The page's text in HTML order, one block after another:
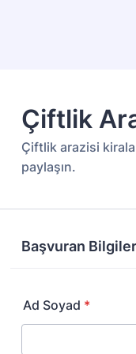
Çiftlik
Çiftlik arazisi
paylaşın.
Başvuran
Ad Soyad *